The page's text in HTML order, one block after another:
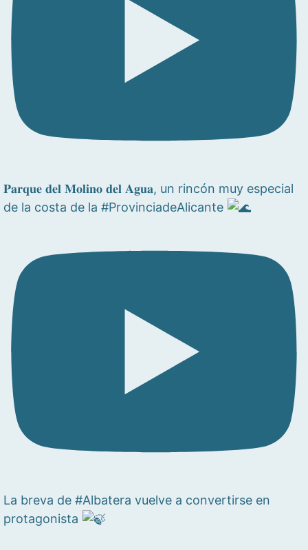
𝐏𝐚𝐫𝐪𝐮𝐞 𝐝𝐞𝐥 𝐌𝐨𝐥𝐢𝐧𝐨 𝐝𝐞𝐥 𝐀𝐠𝐮𝐚, un rincón muy especial
de la costa de la #ProvinciadeAlicante
La breva de #Albatera vuelve a convertirse en
protagonista